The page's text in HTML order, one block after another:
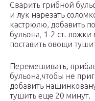
Сварить грибной
и лук нарезать
кастрюлю, добавить
бульона, 1-2 ст.
поставить овощи
Перемешивать,
бульона,чтобы не
добавить
тушить еще 20 минут.